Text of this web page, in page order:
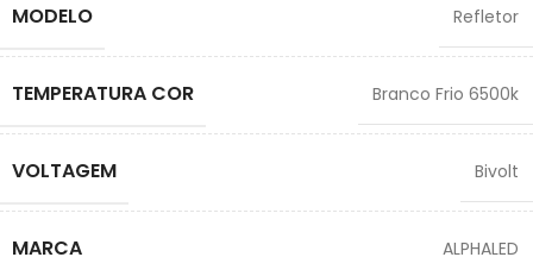
MODELO Refletor
TEMPERATURA COR Branco Frio 6500k
VOLTAGEM Bivolt
MARCA ALPHALED